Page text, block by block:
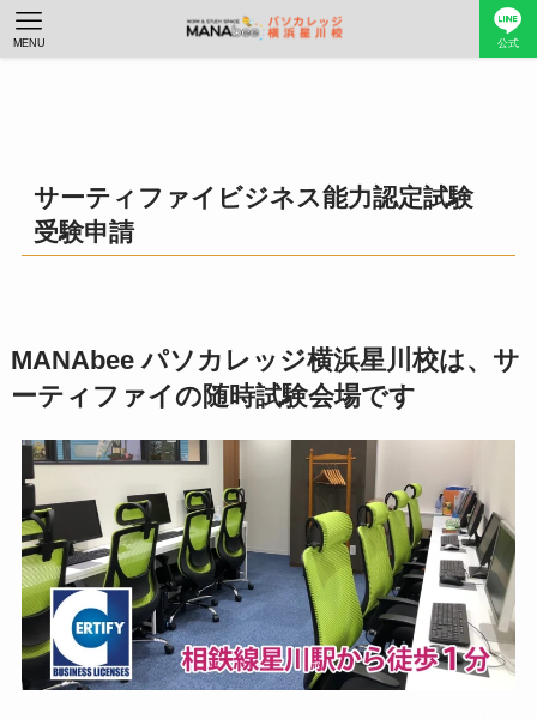
公式
MENU
サーティファイビジネス能力認定試験
受験申請
MANAbee パソカレッジ横浜星川校は、サ
ーティファイの随時試験会場です